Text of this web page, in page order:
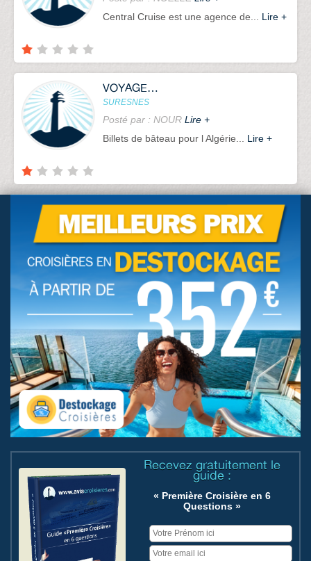
Central Cruise est une agence de...
Lire +
VOYAGES MENARA
SURESNES
Posté par : NOUR Lire +
Billets de bâteau pour l Algérie...
Lire +
Recevez gratuitement le
guide :
« Première Croisière en 6
Questions »